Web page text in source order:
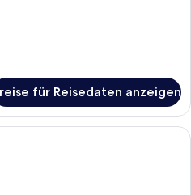
für Reisedaten anzeigen